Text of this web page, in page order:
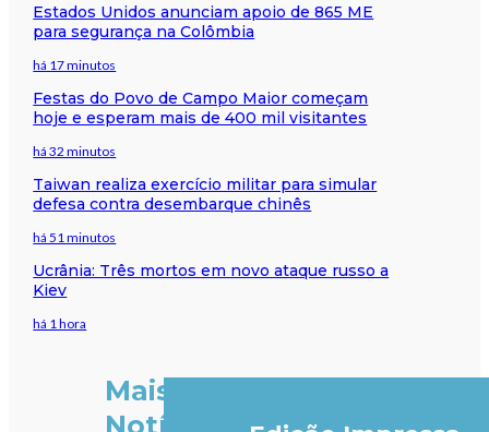
Estados Unidos anunciam apoio de 865 ME
para segurança na Colômbia
há 17 minutos
Festas do Povo de Campo Maior começam
hoje e esperam mais de 400 mil visitantes
há 32 minutos
Taiwan realiza exercício militar para simular
defesa contra desembarque chinês
há 51 minutos
Ucrânia: Três mortos em novo ataque russo a
Kiev
há 1 hora
Mais